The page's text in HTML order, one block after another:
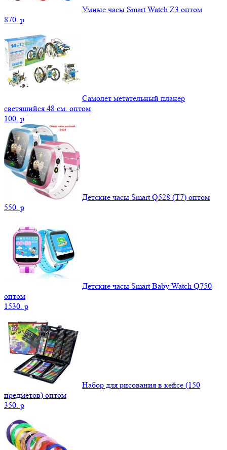
Умные часы Smart Watch Z3 оптом
870. p
Самолет метательный планер
светящийся 48 см. оптом
100. p
Детские часы Smart Q528 (Т7) оптом
550. p
Детские часы Smart Baby Watch Q750
оптом
1530. p
Набор для рисования в кейсе (150
предметов) оптом
350. p